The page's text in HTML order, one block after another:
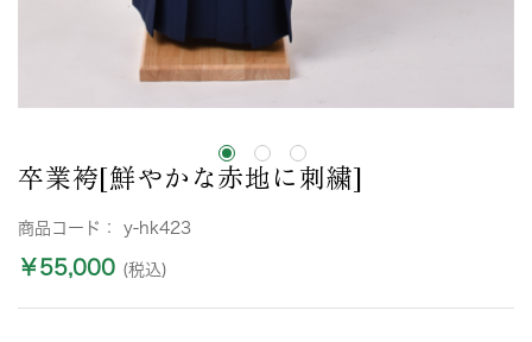
卒業袴[鮮やかな赤地に刺繍]
商品コード： y-hk423
￥55,000 (税込)